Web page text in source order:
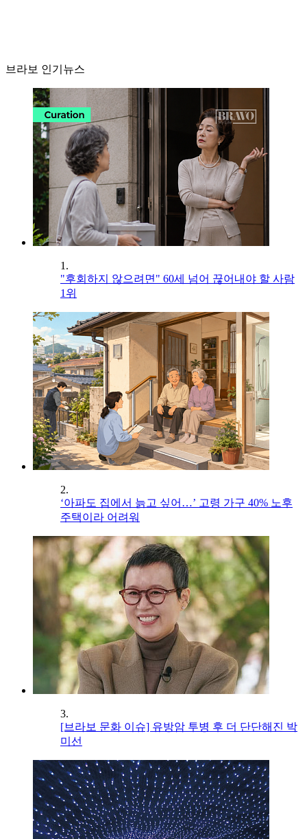
브라보 인기뉴스
1.
"후회하지 않으려면" 60세 넘어 끊어내야 할 사람
1위
2.
‘아파도 집에서 늙고 싶어…’ 고령 가구 40% 노후
주택이라 어려워
3.
[브라보 문화 이슈] 유방암 투병 후 더 단단해진 박
미선